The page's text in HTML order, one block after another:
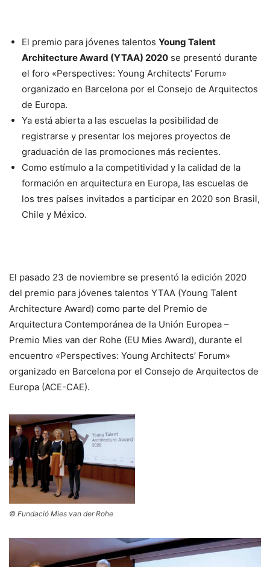
El premio para jóvenes talentos Young Talent
Architecture Award (YTAA) 2020 se presentó durante
el foro «Perspectives: Young Architects’ Forum»
organizado en Barcelona por el Consejo de Arquitectos
de Europa.
Ya está abierta a las escuelas la posibilidad de
registrarse y presentar los mejores proyectos de
graduación de las promociones más recientes.
Como estímulo a la competitividad y la calidad de la
formación en arquitectura en Europa, las escuelas de
los tres países invitados a participar en 2020 son Brasil,
Chile y México.
El pasado 23 de noviembre se presentó la edición 2020
del premio para jóvenes talentos YTAA (Young Talent
Architecture Award) como parte del Premio de
Arquitectura Contemporánea de la Unión Europea –
Premio Mies van der Rohe (EU Mies Award), durante el
encuentro «Perspectives: Young Architects’ Forum»
organizado en Barcelona por el Consejo de Arquitectos de
Europa (ACE-CAE).
© Fundació Mies van der Rohe